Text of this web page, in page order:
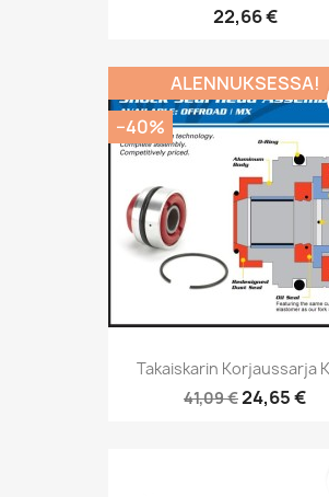
22,66 €
Takaiskarin Korjaussarja
41,09 €24,65 €
ALENNUKSESSA!
−40%